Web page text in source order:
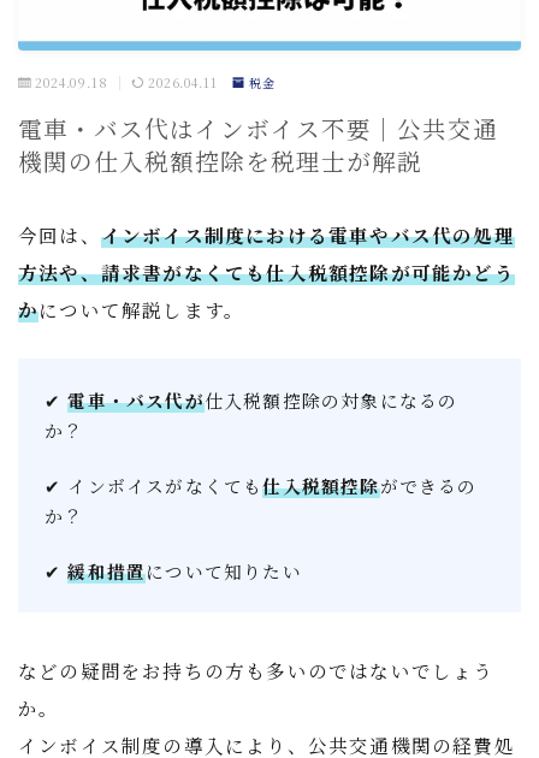
2024.09.18 2026.04.11 税金
電車・バス代はインボイス不要｜公共交通
機関の仕入税額控除を税理士が解説
今回は、 インボイス制度における電車やバス代の処理
方法や、請求書がなくても仕入税額控除が可能かどう
かについて解説します。
✔電車・バス代が仕入税額控除の対象になるの
か？
✔ インボイスがなくても仕入税額控除ができるの
か？
✔緩和措置について知りたい
などの疑問をお持ちの方も多いのではないでしょう
か。
インボイス制度の導入により、公共交通機関の経費処